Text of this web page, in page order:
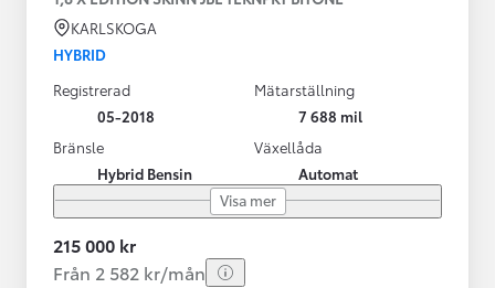
KARLSKOGA
HYBRID
Registrerad
05-2018
Mätarställning
7 688 mil
Bränsle
Hybrid Bensin
Växellåda
Automat
Visa mer
215 000 kr
Från 2 582 kr/mån